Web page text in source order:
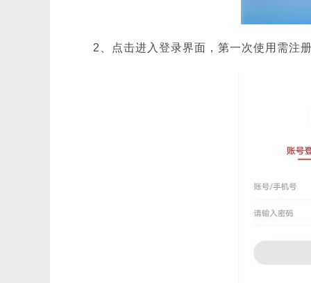
2、点击进入登录界面，第一次使用需注